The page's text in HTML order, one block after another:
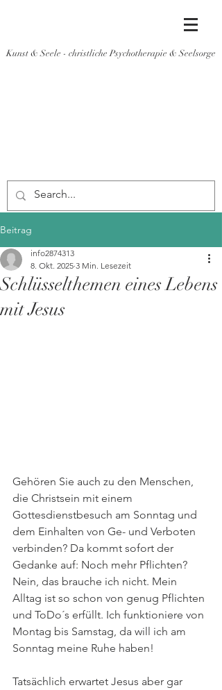
Kunst & Seele - christliche Psychotherapie & Seelsorge
Beitrag
Schlüsselthemen eines Lebens
mit Jesus
info2874313
8. Okt. 2025 3 Min. Lesezeit
Gehören Sie auch zu den Menschen,
die Christsein mit einem
Gottesdienstbesuch am Sonntag und
dem Einhalten von Ge- und Verboten
verbinden? Da kommt sofort der
Gedanke auf: Noch mehr Pflichten?
Nein, das brauche ich nicht. Mein
Alltag ist so schon von genug Pflichten
und ToDo´s erfüllt. Ich funktioniere von
Montag bis Samstag, da will ich am
Sonntag meine Ruhe haben!
Tatsächlich erwartet Jesus aber gar